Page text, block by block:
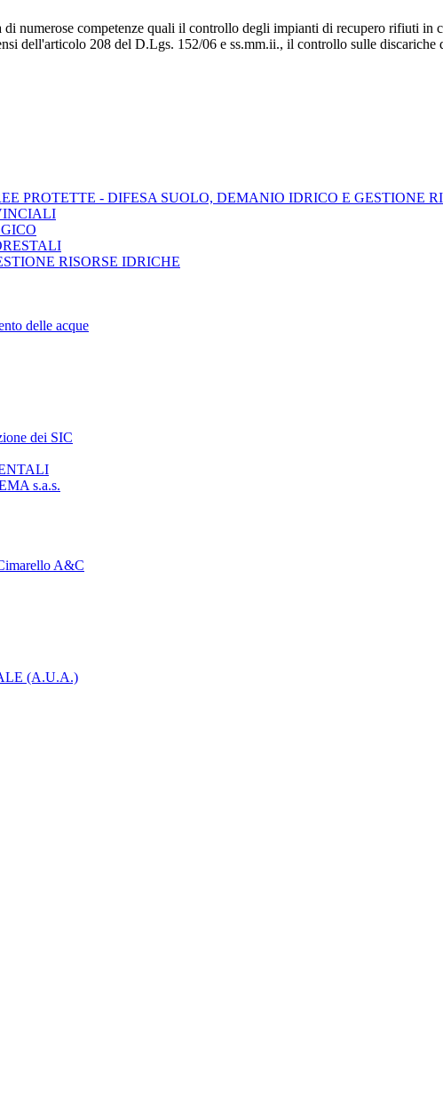
numerose competenze quali il controllo degli impianti di recupero rifiuti in
dell'articolo 208 del D.Lgs. 152/06 e ss.mm.ii., il controllo sulle
PROTETTE - DIFESA SUOLO, DEMANIO IDRICO E GESTIONE
RISORSE IDRICHE
delle acque
dei SIC
s.a.s.
A&C
(A.U.A.)